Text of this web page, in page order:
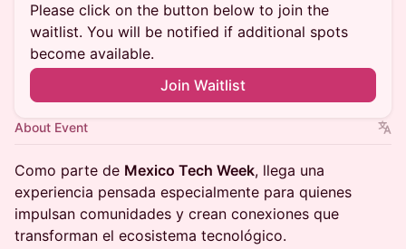
Please click on the button below to join the
waitlist. You will be notified if additional spots
become available.
Join Waitlist
About Event
Como parte de Mexico Tech Week, llega una
experiencia pensada especialmente para quienes
impulsan comunidades y crean conexiones que
transforman el ecosistema tecnológico.